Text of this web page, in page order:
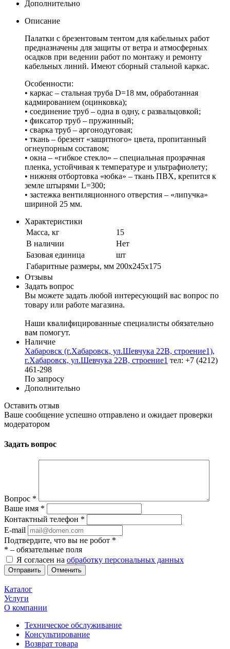
Дополнительно
Описание
Палатки с брезентовым тентом для кабельных работ
предназначены для защиты от ветра и атмосферных
осадков при ведении работ по монтажу и ремонту
кабельных линий. Имеют сборный стальной каркас.
Особенности:
• каркас – стальная труба D=18 мм, обработанная
кадмированием (оцинковка);
• соединение труб – одна в одну, с развальцовкой;
• фиксатор труб – пружинный;
• сварка труб – аргонодуговая;
• ткань – брезент «защитного» цвета, пропитанный
огнеупорным составом;
• окна – «гибкое стекло» – специальная прозрачная
пленка, устойчивая к температуре и ультрафиолету;
• нижняя отбортовка «юбка» – ткань ПВХ, крепится к
земле штырями L=300;
• застежка вентиляционного отверстия – «липучка»
шириной 25 мм.
Характеристики
Масса, кг
15
В наличии
Нет
Базовая единица
шт
Габаритные размеры, мм 200х245х175
Отзывы
Задать вопрос
Вы можете задать любой интересующий вас вопрос по
товару или работе магазина.
Наши квалифицированные специалисты обязательно
вам помогут.
Наличие
Хабаровск (г.Хабаровск, ул.Шевчука 22В, строение1),
г.Хабаровск, ул.Шевчука 22В, строение1 тел: +7 (4212)
461-298
По запросу
Дополнительно
Оставить отзыв
Ваше сообщение успешно отправлено и ожидает проверки
модератором
Задать вопрос
Вопрос *
Ваше имя *
Контактный телефон *
E-mail
Подтвердите, что вы не робот *
* – обязательные поля
Я согласен на обработку персональных данных
Отменить
Каталог
Услуги
О компании
Техническое обслуживание
Консультирование
Возврат товара